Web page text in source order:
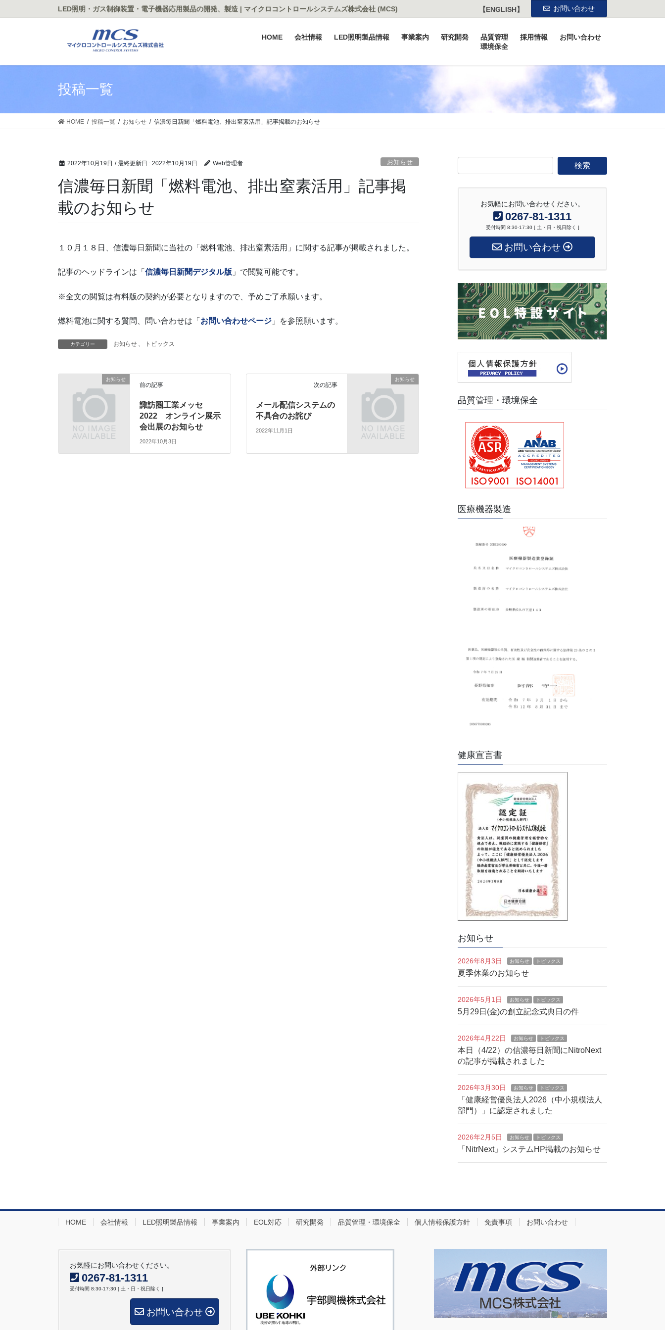
ン
に
ビ
ョ
動
LED照明・ガス制御装置・電子機器応用製品の開発、製造 | マイクロコントロールシステムズ株式会社 (MCS) 【ENGLISH】 お問い合わせ
HOME 会社情報 LED照明製品情報 事業案内 研究開発
品質管理
環境保全
採用情報 お問い合わせ
投稿一覧
HOME 投稿一覧 お知らせ 信濃毎日新聞「燃料電池、排出窒素活用」記事掲載のお知らせ
2022年10月19日 / 最終更新日 : 2022年10月19日 Web管理者 お知らせ
信濃毎日新聞「燃料電池、排出窒素活用」記事掲
載のお知らせ
１０月１８日、信濃毎日新聞に当社の「燃料電池、排出窒素活用」に関する記事が掲載されました。
記事のヘッドラインは「 信濃毎日新聞デジタル版 」で閲覧可能です。
※全文の閲覧は有料版の契約が必要となりますので、予めご了承願います。
燃料電池に関する質問、問い合わせは「 お問い合わせページ 」を参照願います。
カテゴリー お知らせ 、 トピックス
お知らせ
前の記事
諏訪圏工業メッセ
2022 オンライン展示
会出展のお知らせ
2022年10月3日
お知らせ
次の記事
メール配信システムの
不具合のお詫び
2022年11月1日
お気軽にお問い合わせください。
0267-81-1311
受付時間 8:30-17:30 [ 土・日・祝日除く ]
お問い合わせ
品質管理・環境保全
医療機器製造
健康宣言書
お知らせ
2026年8月3日 お知らせ トピックス
夏季休業のお知らせ
2026年5月1日 お知らせ トピックス
5月29日(金)の創立記念式典日の件
2026年4月22日 お知らせ トピックス
本日（4/22）の信濃毎日新聞にNitroNext
の記事が掲載されました
2026年3月30日 お知らせ トピックス
「健康経営優良法人2026（中小規模法人
部門）」に認定されました
2026年2月5日 お知らせ トピックス
「NitrNext」システムHP掲載のお知らせ
HOME 会社情報 LED照明製品情報 事業案内 EOL対応 研究開発 品質管理・環境保全 個人情報保護方針 免責事項 お問い合わせ
お気軽にお問い合わせください。
0267-81-1311
受付時間 8:30-17:30 [ 土・日・祝日除く ]
お問い合わせ